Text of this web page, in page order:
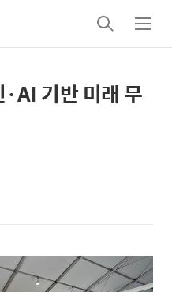
검
색
메
뉴
기반 미래 무